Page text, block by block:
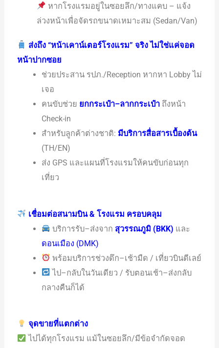
หากโรงแรมอยู่ในซอยลึก/ทางแคบ – แจ้ง
ล่วงหน้าเพื่อจัดรถขนาดเหมาะสม (Sedan/Van)
ส่งถึง “หน้าเคาน์เตอร์โรงแรม” จริง ไม่ใช่แค่จอด
หน้าปากซอย
ช่วยประสาน รปภ./Reception หากหา Lobby ไม่
เจอ
คนขับช่วย ยกกระเป๋า–ลากกระเป๋า ถึงหน้า
Check-in
สำหรับลูกค้าต่างชาติ: มีบริการสื่อสารเบื้องต้น
(TH/EN)
ส่ง GPS และแผนที่โรงแรมให้คนขับก่อนทุก
เที่ยว
เชื่อมต่อสนามบิน & โรงแรม ครอบคลุม
บริการรับ–ส่งจาก สุวรรณภูมิ (BKK) และ
ดอนเมือง (DMK)
พร้อมบริการช่วงดึก–เช้ามืด / เที่ยวบินดีเลย์
ไป–กลับในวันเดียว / รับตอนเช้า–ส่งกลับ
กลางคืนก็ได้
จุดขายที่แตกต่าง
ไปได้ทุกโรงแรม แม้ในซอยลึก/มีข้อจำกัดจอด